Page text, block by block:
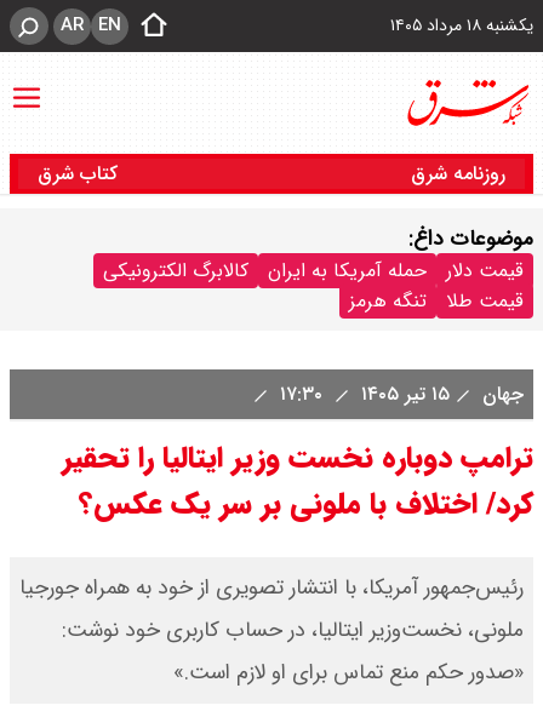
یکشنبه ۱۸ مرداد ۱۴۰۵ EN
AR
روزنامه شرق کتاب شرق
موضوعات داغ:
قیمت دلار حمله آمریکا به ایران
کالابرگ الکترونیکی
قیمت طلا
تنگه هرمز
جهان ۱۵ تیر ۱۴۰۵
ترامپ دوباره نخست وزیر ایتالیا را تحقیر
کرد/ اختلاف با ملونی بر سر یک عکس؟
رئیس‌جمهور آمریکا، با انتشار تصویری از خود به همراه جورجیا
ملونی، نخست‌وزیر ایتالیا، در حساب کاربری خود نوشت:
«صدور حکم منع تماس برای او لازم است.»